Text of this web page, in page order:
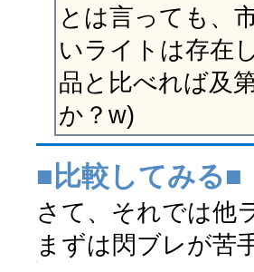
とは言っても、
いライトは存在
品と比べれば及
か？w)
■比較してみる■
さて、それでは他
まずは閃ブレが苦